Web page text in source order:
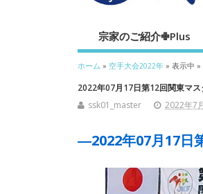
宗家のご紹介✙Plus
ホーム » 空手大会2022年 » 表示中 »
2022年07月17日第12回関東マ
ssk01_master
2022年7
―2022年07月17日